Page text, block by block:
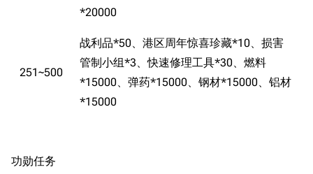
*20000
251~500
战利品*50、港区周年惊喜珍藏*10、损害
管制小组*3、快速修理工具*30、燃料
*15000、弹药*15000、钢材*15000、铝材
*15000
功勋任务